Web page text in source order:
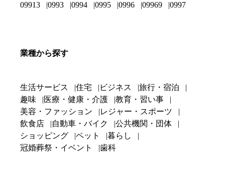
09913
0993 0994 0995 0996 09969 0997
業種から探す
生活サービス 住宅 ビジネス
旅行・宿泊
趣味
医療・健康・介護
教育・習い事
美容・ファッション
レジャー・スポーツ
飲食店
自動車・バイク
公共機関・団体
ショッピング
ペット
暮らし
冠婚葬祭・イベント
歯科